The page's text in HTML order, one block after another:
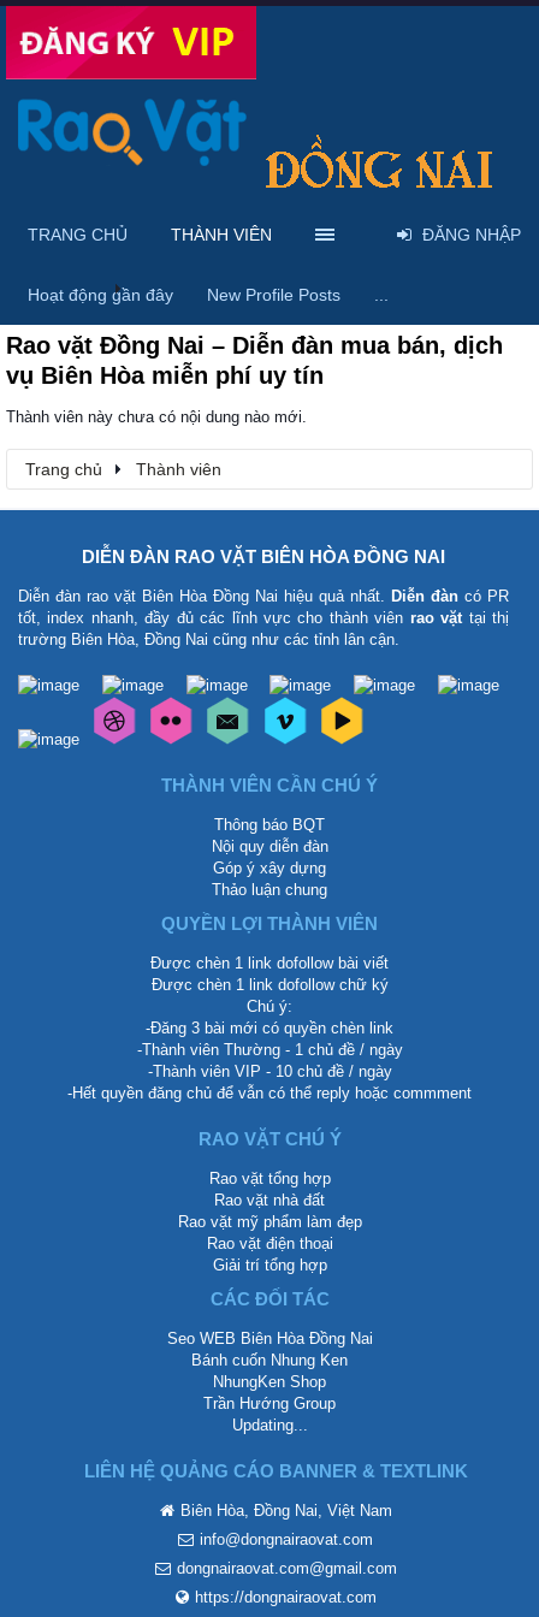
Trang chủ Thành viên
Rao vặt Đồng Nai – Diễn đàn mua bán, dịch
vụ Biên Hòa miễn phí uy tín
Thành viên này chưa có nội dung nào mới.
Trang chủ Thành viên
TRANG CHỦ THÀNH VIÊN
Hoạt động gần đây New Profile Posts
ĐĂNG NHẬP
DIỄN ĐÀN RAO VẶT BIÊN HÒA ĐỒNG NAI
Diễn đàn rao vặt Biên Hòa Đồng Nai hiệu quả nhất. Diễn đàn có PR
tốt, index nhanh, đầy đủ các lĩnh vực cho thành viên rao vặttại thị
trường Biên Hòa, Đồng Nai cũng như các tỉnh lân cận.
THÀNH VIÊN CẦN CHÚ Ý
Thông báo BQT
Nội quy diễn đàn
Góp ý xây dựng
Thảo luận chung
QUYỀN LỢI THÀNH VIÊN
Được chèn 1 link dofollow bài viết
Được chèn 1 link dofollow chữ ký
Chú ý:
-Đăng 3 bài mới có quyền chèn link
-Thành viên Thường - 1 chủ đề / ngày
-Thành viên VIP - 10 chủ đề / ngày
-Hết quyền đăng chủ để vẫn có thể reply hoặc commment
RAO VẶT CHÚ Ý
Rao vặt tổng hợp
Rao vặt nhà đất
Rao vặt mỹ phẩm làm đẹp
Rao vặt điện thoại
Giải trí tổng hợp
CÁC ĐỐI TÁC
Seo WEB Biên Hòa Đồng Nai
Bánh cuốn Nhung Ken
NhungKen Shop
Trần Hướng Group
Updating...
LIÊN HỆ QUẢNG CÁO BANNER & TEXTLINK
Biên Hòa, Đồng Nai, Việt Nam
info@dongnairaovat.com
dongnairaovat.com@gmail.com
https://dongnairaovat.com